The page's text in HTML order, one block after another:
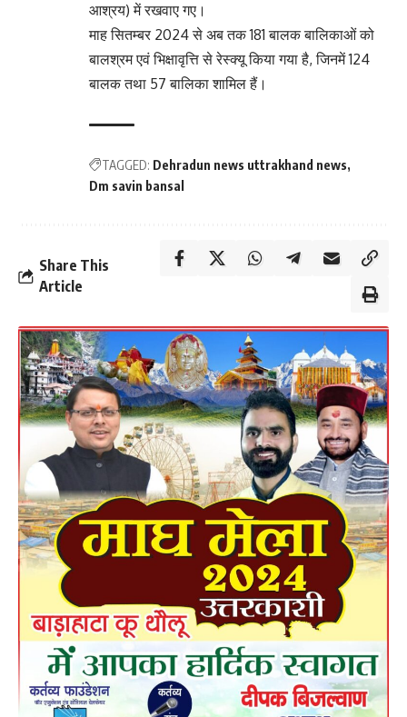
आश्रय) में रखवाए गए।
माह सितम्बर 2024 से अब तक 181 बालक बालिकाओं को
बालश्रम एवं भिक्षावृत्ति से रेस्क्यू किया गया है, जिनमें 124
बालक तथा 57 बालिका शामिल हैं।
TAGGED: Dehradun news uttrakhand news
Dm savin bansal
Share This
Article